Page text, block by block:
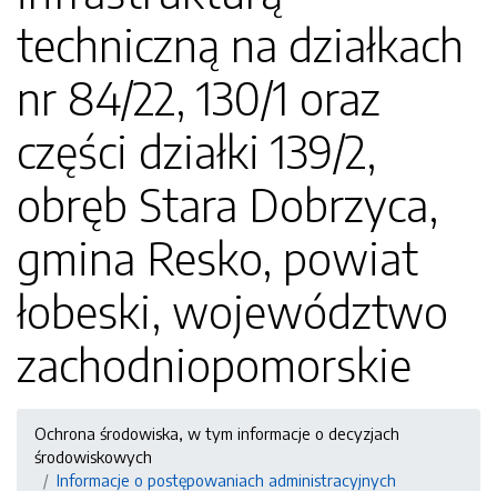
techniczną na działkach
nr 84/22, 130/1 oraz
części działki 139/2,
obręb Stara Dobrzyca,
gmina Resko, powiat
łobeski, województwo
zachodniopomorskie
Ochrona środowiska, w tym informacje o decyzjach
środowiskowych
Informacje o postępowaniach administracyjnych